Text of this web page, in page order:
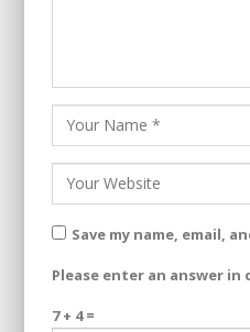
Save my name, email,
Please enter an answer in
7 + 4 =